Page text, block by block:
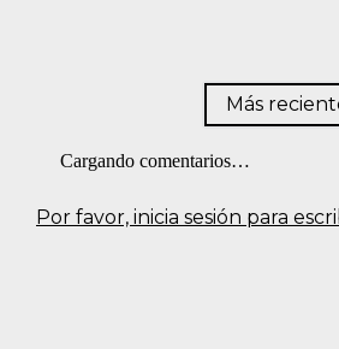
Por favor, inicia sesión para
Más
Cargando comentarios…